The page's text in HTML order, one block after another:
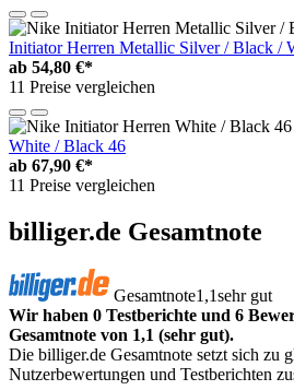
Initiator Herren Metallic Silver / Black /
ab 54,80 €*
11 Preise vergleichen
White / Black 46
ab 67,90 €*
11 Preise vergleichen
billiger.de Gesamtnote
Gesamtnote1,1sehr gut
Wir haben 0 Testberichte und 6
Gesamtnote von 1,1 (sehr gut).
Die billiger.de Gesamtnote setzt sich zu
Nutzerbewertungen und Testberichten